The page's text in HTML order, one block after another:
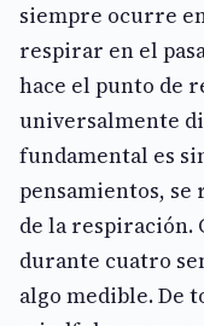
siempre ocurre
respirar en el
hace el punto de
universalmente
fundamental es
pensamientos, se
de la respiración.
durante cuatro
algo medible. De